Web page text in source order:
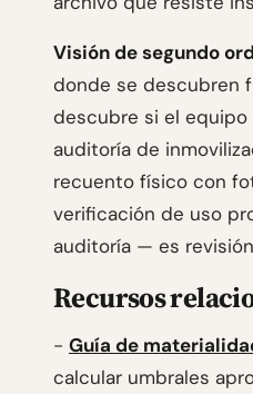
Visión de segundo
donde se descubren
descubre si el equipo
auditoría de
recuento físico con
verificación de uso
auditoría — es
Recursos
- Guía de
calcular umbrales